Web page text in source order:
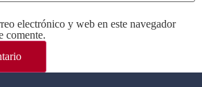
electrónico y web en este navegador
comente.